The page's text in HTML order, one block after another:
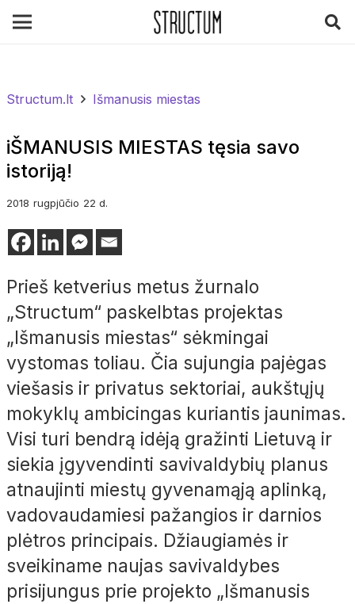
Structum.lt Išmanusis miestas
iŠMANUSIS MIESTAS tęsia savo
istoriją!
2018 rugpjūčio 22 d.
Prieš ketverius metus žurnalo
„Structum“ paskelbtas projektas
„Išmanusis miestas“ sėkmingai
vystomas toliau. Čia sujungia pajėgas
viešasis ir privatus sektoriai, aukštųjų
mokyklų ambicingas kuriantis jaunimas.
Visi turi bendrą idėją gražinti Lietuvą ir
siekia įgyvendinti savivaldybių planus
atnaujinti miestų gyvenamąją aplinką,
vadovaudamiesi pažangios ir darnios
plėtros principais. Džiaugiamės ir
sveikiname naujas savivaldybes
prisijungus prie projekto „Išmanusis